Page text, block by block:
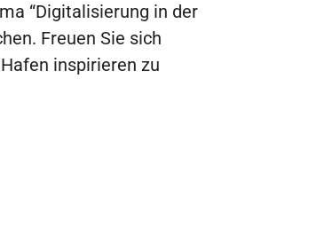
“Digitalisierung in der
Freuen Sie sich
inspirieren zu